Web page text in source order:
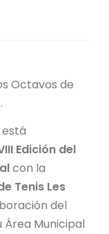
Octavos de
está
Edición del
con la
Tenis Les
del
Área Municipal